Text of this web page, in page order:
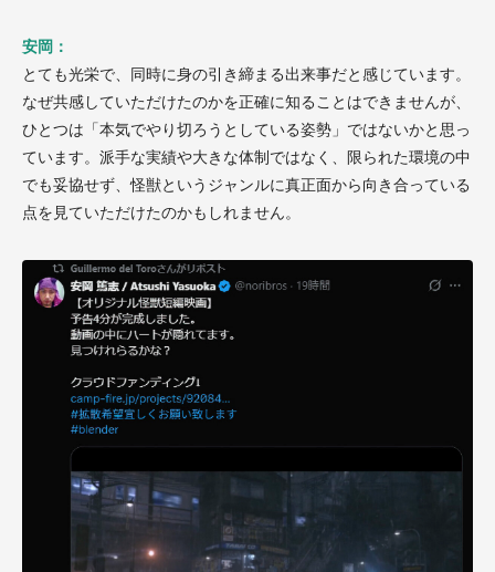
安岡：
とても光栄で、同時に身の引き締まる出来事だと感じています。
なぜ共感していただけたのかを正確に知ることはできませんが、
ひとつは「本気でやり切ろうとしている姿勢」ではないかと思っ
ています。派手な実績や大きな体制ではなく、限られた環境の中
でも妥協せず、怪獣というジャンルに真正面から向き合っている
点を見ていただけたのかもしれません。